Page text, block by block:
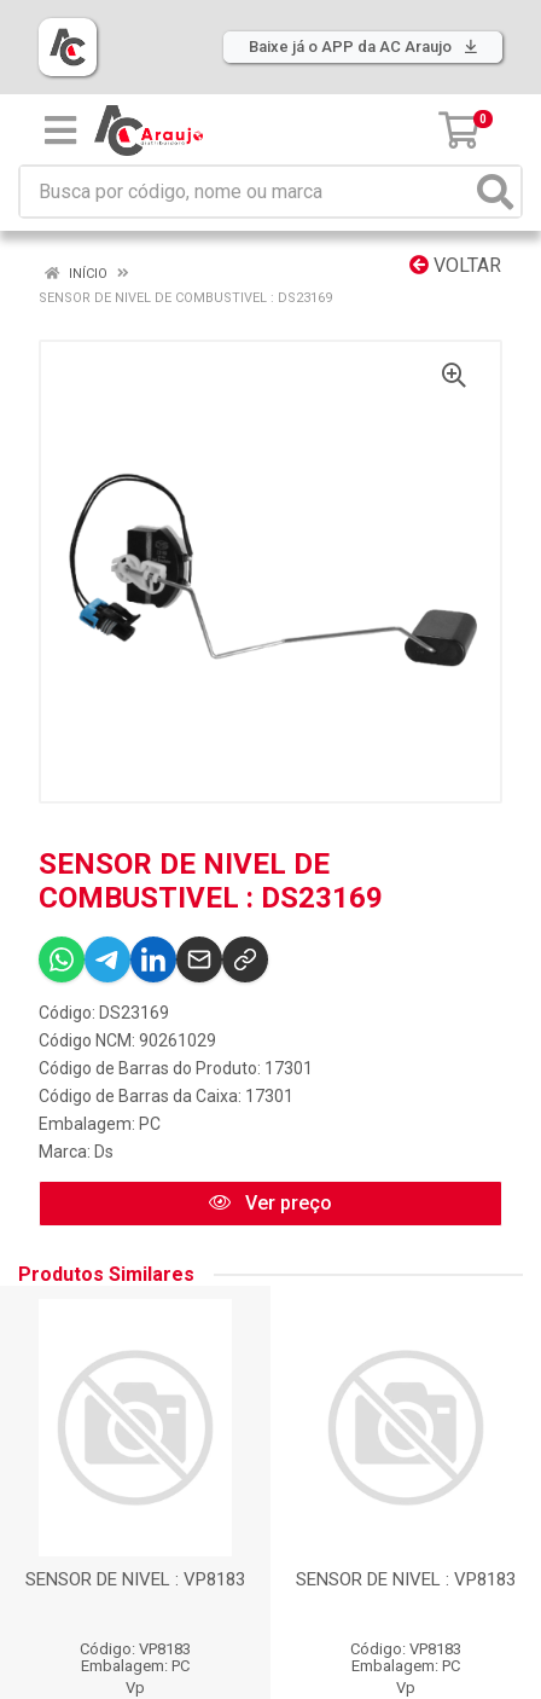
Baixe já o APP da AC Araujo
0
VOLTAR
INÍCIO
SENSOR DE NIVEL DE COMBUSTIVEL : DS23169
SENSOR DE NIVEL DE
COMBUSTIVEL : DS23169
Código: DS23169
Código NCM: 90261029
Código de Barras do Produto: 17301
Código de Barras da Caixa: 17301
Embalagem: PC
Marca: Ds
Ver preço
Produtos Similares
SENSOR DE NIVEL : VP8183
Código: VP8183
Embalagem: PC
Vp
SENSOR DE NIVEL : VP8183
Código: VP8183
Embalagem: PC
Vp